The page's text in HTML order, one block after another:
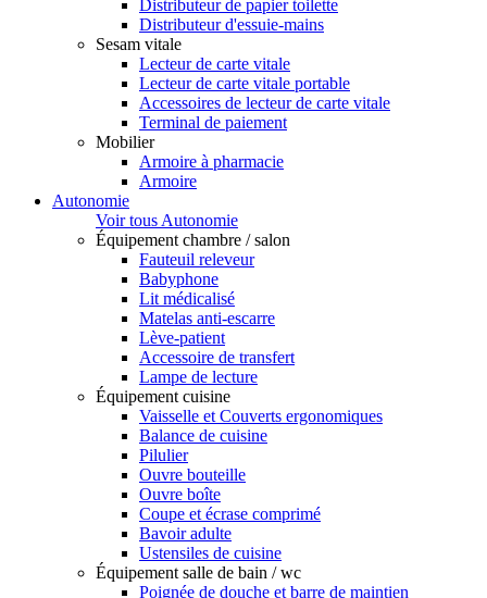
Distributeur de papier toilette
Distributeur d'essuie-mains
Sesam vitale
Lecteur de carte vitale
Lecteur de carte vitale portable
Accessoires de lecteur de carte vitale
Terminal de paiement
Mobilier
Armoire à pharmacie
Armoire
Autonomie
Voir tous Autonomie
Équipement chambre / salon
Fauteuil releveur
Babyphone
Lit médicalisé
Matelas anti-escarre
Lève-patient
Accessoire de transfert
Lampe de lecture
Équipement cuisine
Vaisselle et Couverts ergonomiques
Balance de cuisine
Pilulier
Ouvre bouteille
Ouvre boîte
Coupe et écrase comprimé
Bavoir adulte
Ustensiles de cuisine
Équipement salle de bain / wc
Poignée de douche et barre de maintien